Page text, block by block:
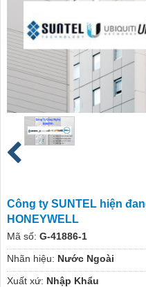
Công ty SUNTEL hiện
HONEYWELL
Mã số: G-41886-1
Nhãn hiệu: Nước Ngoài
Xuất xứ: Nhập Khẩu